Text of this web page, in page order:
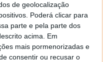
de geolocalização
Poderá clicar para
parte e pela parte dos
acima. Em
mais pormenorizadas e
consentir ou recusar o
entrou para a
a velocidade recorde
de engenharia